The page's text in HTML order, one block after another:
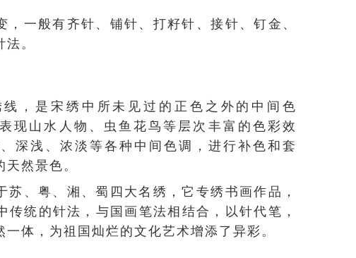
，一般有齐针、铺针、打籽针、接针、钉金、
。
，是宋绣中所未见过的正色之外的中间色
现山水人物、虫鱼花鸟等层次丰富的色彩效
深浅、浓淡等各种中间色调，进行补色和套
然景色。
苏、粤、湘、蜀四大名绣，它专绣书画作品，
传统的针法，与国画笔法相结合，以针代笔，
体，为祖国灿烂的文化艺术增添了异彩。